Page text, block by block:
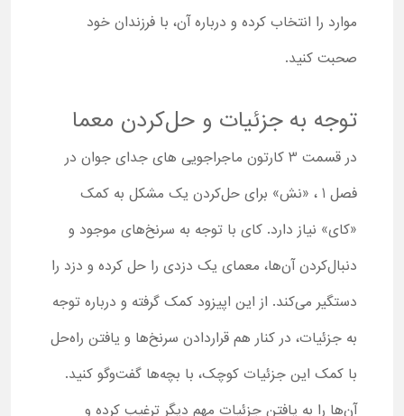
موارد را انتخاب کرده و درباره آن، با فرزندان خود
صحبت کنید.
توجه به جزئیات و حل‌کردن معما
در قسمت 3 کارتون ماجراجویی های جدای جوان در
فصل 1 ، «نش» برای حل‌کردن یک مشکل به کمک
«کای» نیاز دارد. کای با توجه به سرنخ‌های موجود و
دنبال‌کردن آن‌ها، معمای یک دزدی را حل کرده و دزد را
دستگیر می‌کند. از این اپیزود کمک گرفته و درباره توجه
به جزئیات، در کنار هم قراردادن سرنخ‌ها و یافتن راه‌حل
با کمک این جزئیات کوچک، با بچه‌ها گفت‌وگو کنید.
آن‌ها را به یافتن جزئیات مهم دیگر ترغیب کرده و